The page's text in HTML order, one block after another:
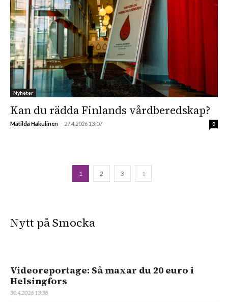
Nyheter
Kan du rädda Finlands vårdberedskap?
Matilda Hakulinen - 27.4.2026 13:07 0
1 2 3
Nytt på Smocka
Videoreportage: Så maxar du 20 euro i
Helsingfors
30.4.2026 13:38